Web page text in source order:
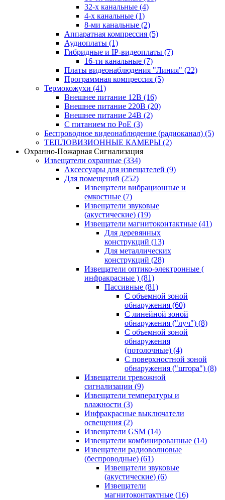
32-х канальные (4)
4-х канальные (1)
8-ми канальные (2)
Аппаратная компрессия (5)
Аудиоплаты (1)
Гибридные и IP-видеоплаты (7)
16-ти канальные (7)
Платы видеонаблюдения "Линия" (22)
Программная компрессия (5)
Термокожухи (41)
Внешнее питание 12В (16)
Внешнее питание 220В (20)
Внешнее питание 24В (2)
С питанием по PoE (3)
Беспроводное видеонаблюдение (радиоканал) (5)
ТЕПЛОВИЗИОННЫЕ КАМЕРЫ (2)
Охранно-Пожарная Сигнализация
Извещатели охранные (334)
Аксессуары для извещателей (9)
Для помещений (252)
Извещатели вибрационные и
емкостные (7)
Извещатели звуковые
(акустические) (19)
Извещатели магнитоконтактные (41)
Для деревянных
конструкций (13)
Для металлических
конструкций (28)
Извещатели оптико-электронные (
инфракрасные ) (81)
Пассивные (81)
С объемной зоной
обнаружения (60)
С линейной зоной
обнаружения ("луч") (8)
С объемной зоной
обнаружения
(потолочные) (4)
С поверхностной зоной
обнаружения ("штора") (8)
Извещатели тревожной
сигнализации (9)
Извещатели температуры и
влажности (3)
Инфракрасные выключатели
освещения (2)
Извещатели GSM (14)
Извещатели комбинированные (14)
Извещатели радиоволновые
(беспроводные) (61)
Извещатели звуковые
(акустические) (6)
Извещатели
магнитоконтактные (16)